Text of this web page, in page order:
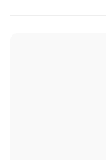
उपचार तथा गंभीर रूप